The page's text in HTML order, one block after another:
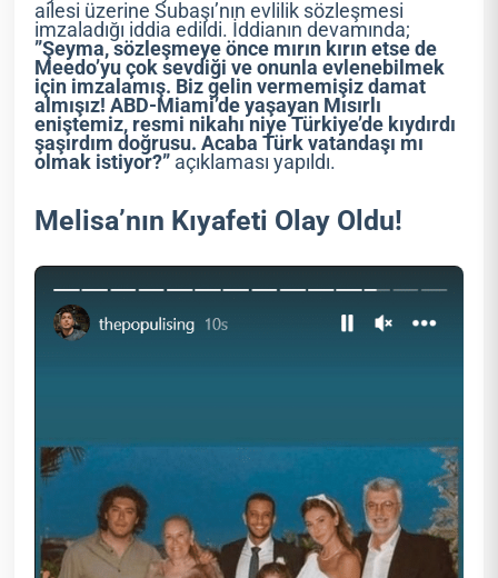
ailesi üzerine Subaşı’nın evlilik sözleşmesi
imzaladığı iddia edildi. İddianın devamında;
”Şeyma, sözleşmeye önce mırın kırın etse de
Meedo’yu çok sevdiği ve onunla evlenebilmek
için imzalamış. Biz gelin vermemişiz damat
almışız! ABD-Miami’de yaşayan Mısırlı
eniştemiz, resmi nikahı niye Türkiye’de kıydırdı
şaşırdım doğrusu. Acaba Türk vatandaşı mı
olmak istiyor?” açıklaması yapıldı.
Melisa’nın Kıyafeti Olay Oldu!